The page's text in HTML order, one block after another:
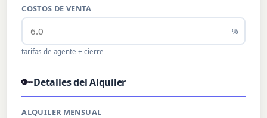
COSTOS DE VENTA
%
tarifas de agente + cierre
🔑Detalles del Alquiler
ALQUILER MENSUAL